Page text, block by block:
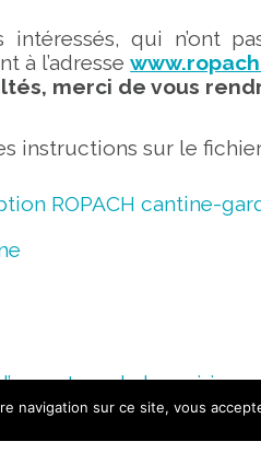
intéressés, qui n’ont
à l’adresse
merci de vous
instructions sur le
ROPACH cantine-
de la mairie
navigation sur ce site, vous